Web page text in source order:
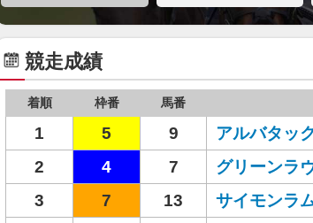
競走成績
着順 枠番 馬番
1 5 9 アルバタッ
2
4 7 グリーンラ
3
7 13 サイモンラ